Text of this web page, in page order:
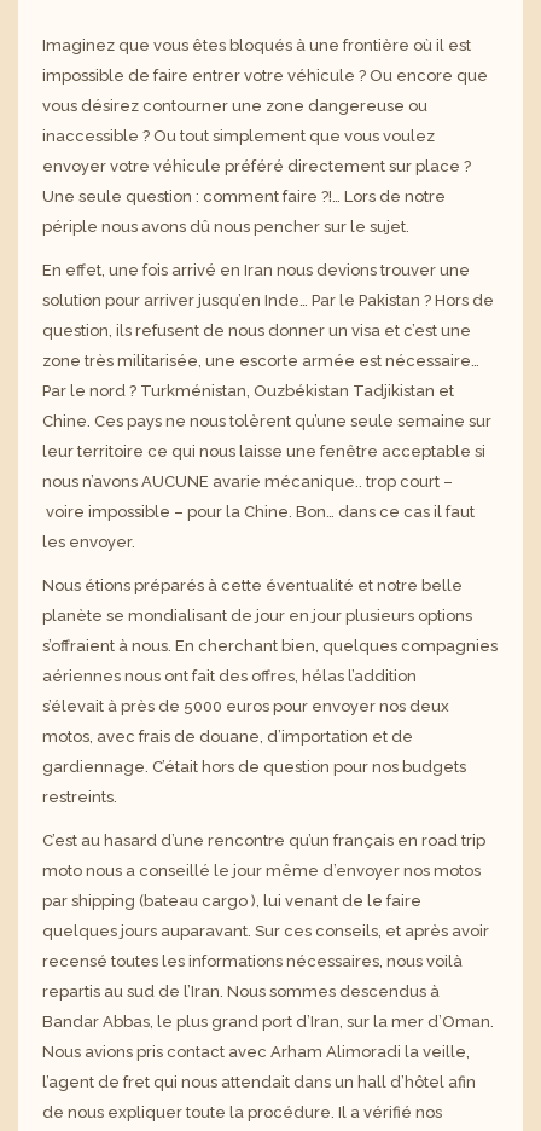
Imaginez que vous êtes bloqués à une frontière où il est
impossible de faire entrer votre véhicule ? Ou encore que
vous désirez contourner une zone dangereuse ou
inaccessible ? Ou tout simplement que vous voulez
envoyer votre véhicule préféré directement sur place ?
Une seule question : comment faire ?!… Lors de notre
périple nous avons dû nous pencher sur le sujet.
En effet, une fois arrivé en Iran nous devions trouver une
solution pour arriver jusqu’en Inde… Par le Pakistan ? Hors de
question, ils refusent de nous donner un visa et c’est une
zone très militarisée, une escorte armée est nécessaire…
Par le nord ? Turkménistan, Ouzbékistan Tadjikistan et
Chine. Ces pays ne nous tolèrent qu’une seule semaine sur
leur territoire ce qui nous laisse une fenêtre acceptable si
nous n’avons AUCUNE avarie mécanique
trop court –
voire impossible – pour la Chine. Bon… dans ce cas il faut
les envoyer.
Nous étions préparés à cette éventualité et notre belle
planète se mondialisant de jour en jour plusieurs options
s’offraient à nous. En cherchant bien, quelques compagnies
aériennes nous ont fait des offres, hélas l’addition
s’élevait à près de 5000 euros pour envoyer nos deux
motos, avec frais de douane, d’importation et de
gardiennage. C’était hors de question pour nos budgets
restreints.
C’est au hasard d’une rencontre qu’un français en road trip
moto nous a conseillé le jour même d’envoyer nos motos
par shipping (bateau cargo ) , lui venant de le faire
quelques jours auparavant . Sur ces conseils, et après avoir
recensé toutes les informations nécessaires, nous voilà
repartis au sud de l’Iran. Nous sommes descendus à
Bandar Abbas, le plus grand port d’Iran, sur la mer d’Oman.
Nous avions pris contact avec Arham Alimoradi la veille,
l’agent de fret qui nous attendait dans un hall d’hôtel afin
de nous expliquer toute la procédure. Il a vérifié nos